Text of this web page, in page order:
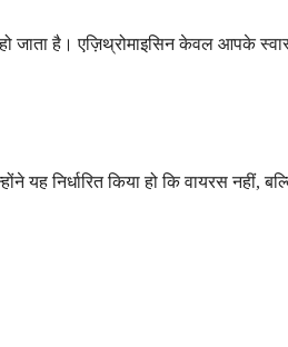
है। एज़िथ्रोमाइसिन केवल आपके
निर्धारित किया हो कि वायरस नहीं,